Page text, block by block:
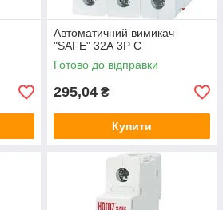
Автоматичний вимикач
"SAFE" 32А 3P С
Готово до відправки
295,04 ₴
Купити